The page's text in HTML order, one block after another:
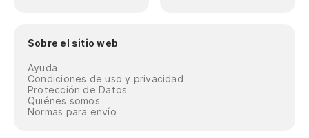
Sobre el sitio web
Ayuda
Condiciones de uso y privacidad
Protección de Datos
Quiénes somos
Normas para envío